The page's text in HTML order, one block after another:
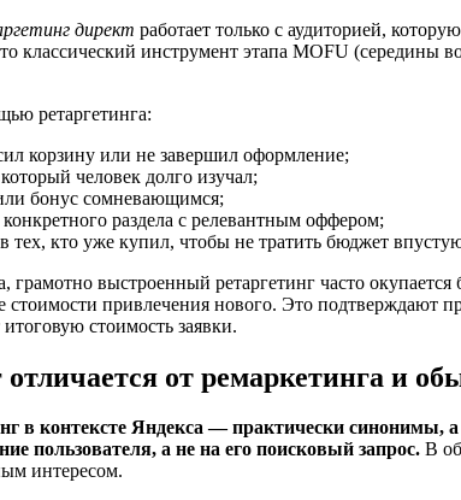
директ работает только с аудиторией,
классический инструмент этапа MOFU (середины
ретаргетинга:
корзину или не завершил оформление;
человек долго изучал;
бонус сомневающимся;
конкретного раздела с релевантным оффером;
тех, кто уже купил, чтобы не тратить бюджет
грамотно выстроенный ретаргетинг часто
стоимости привлечения нового. Это подтверждают
стоимость заявки.
от ремаркетинга и
в контексте Яндекса — практически
пользователя, а не на его поисковый запрос. В
интересом.